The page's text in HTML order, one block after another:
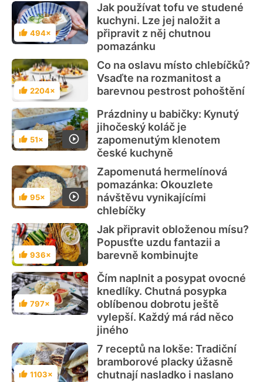
Hodnocení
494×
Jak používat tofu ve studené
kuchyni. Lze jej naložit a
připravit z něj chutnou
pomazánku
Hodnocení
2204×
Co na oslavu místo chlebíčků?
Vsaďte na rozmanitost a
barevnou pestrost pohoštění
Hodnocení
51×
Prázdniny u babičky: Kynutý
jihočeský koláč je
zapomenutým klenotem
české kuchyně
Hodnocení
95×
Zapomenutá hermelínová
pomazánka: Okouzlete
návštěvu vynikajícími
chlebíčky
Hodnocení
936×
Jak připravit obloženou mísu?
Popusťte uzdu fantazii a
barevně kombinujte
Hodnocení
797×
Čím naplnit a posypat ovocné
knedlíky. Chutná posypka
oblíbenou dobrotu ještě
vylepší. Každý má rád něco
jiného
Hodnocení
1103×
7 receptů na lokše: Tradiční
bramborové placky úžasně
chutnají nasladko i naslano